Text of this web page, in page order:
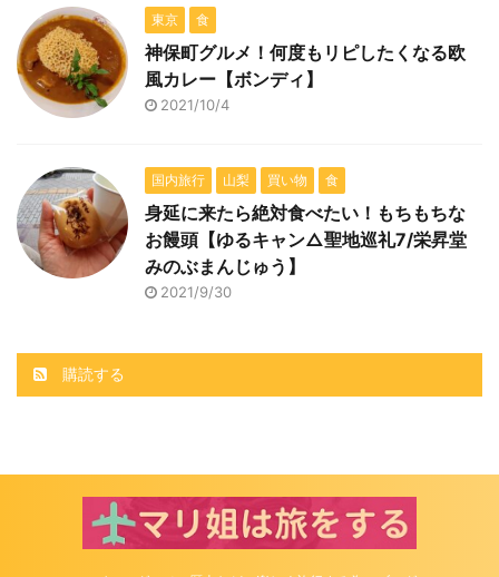
東京 食
神保町グルメ！何度もリピしたくなる欧
風カレー【ボンディ】
2021/10/4
国内旅行 山梨 買い物 食
身延に来たら絶対食べたい！もちもちな
お饅頭【ゆるキャン△聖地巡礼7/栄昇堂
みのぶまんじゅう】
2021/9/30
購読する